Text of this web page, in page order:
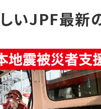
しいJPF最新